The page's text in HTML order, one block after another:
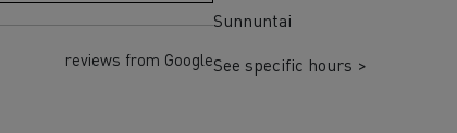
reviews from Google
Sunnuntai
See specific hours >